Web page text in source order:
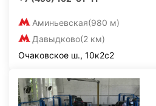
Аминьевская(980 м)
Давыдково(2 км)
Очаковское ш., 10к2с2